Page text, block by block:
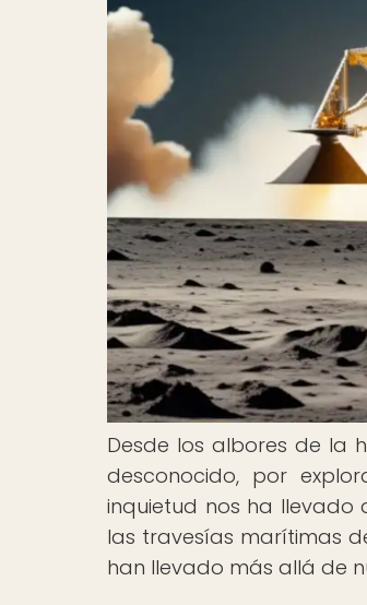
Desde los albores de la
desconocido, por
inquietud nos ha llevado
las travesías marítimas
han llevado más allá de